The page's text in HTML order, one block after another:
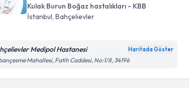
Kulak Burun Boğaz hastalıkları - KBB
İstanbul , Bahçelievler
Medipol Hastanesi Haritada Göster
Mahallesi, Fatih Caddesi, No:1/8, 34196